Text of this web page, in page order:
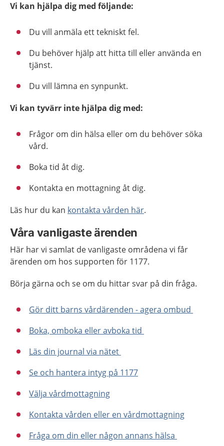
Vi kan hjälpa dig med följande:
Du vill anmäla ett tekniskt fel.
Du behöver hjälp att hitta till eller använda en
tjänst.
Du vill lämna en synpunkt.
Vi kan tyvärr inte hjälpa dig med:
Frågor om din hälsa eller om du behöver söka
vård.
Boka tid åt dig.
Kontakta en mottagning åt dig.
Läs hur du kan kontakta vården här.
Våra vanligaste ärenden
Här har vi samlat de vanligaste områdena vi får
ärenden om hos supporten för 1177.
Börja gärna och se om du hittar svar på din fråga.
Gör ditt barns vårdärenden - agera ombud
Boka, omboka eller avboka tid
Läs din journal via nätet
Se och hantera intyg på 1177
Välja vårdmottagning
Kontakta vården eller en vårdmottagning
Fråga om din eller någon annans hälsa